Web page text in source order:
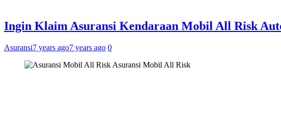
Ingin Klaim Asuransi Kendaraan Mobil All Risk
Asuransi7 years ago7 years ago 0
Asuransi Mobil All Risk